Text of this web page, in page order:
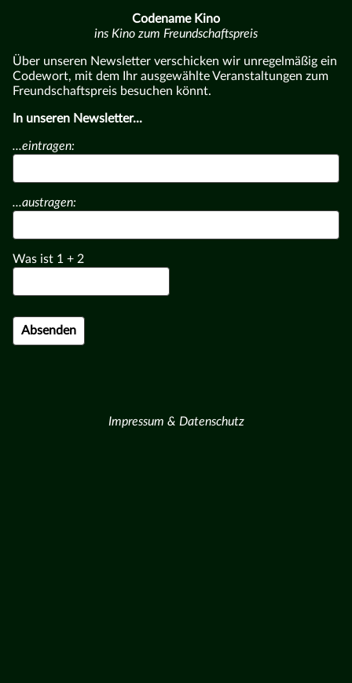
Codename Kino
ins Kino zum Freundschaftspreis
Über unseren Newsletter verschicken wir unregelmäßig ein
Codewort, mit dem Ihr ausgewählte Veranstaltungen zum
Freundschaftspreis besuchen könnt.
In unseren Newsletter...
...eintragen:
...austragen:
Was ist 1 + 2
Impressum & Datenschutz